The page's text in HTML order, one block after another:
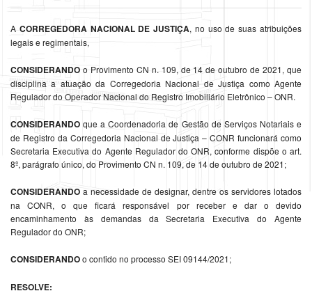
A CORREGEDORA NACIONAL DE JUSTIÇA, no uso de suas atribuições
legais e regimentais,
CONSIDERANDO o Provimento CN n. 109, de 14 de outubro de 2021, que
disciplina a atuação da Corregedoria Nacional de Justiça como Agente
Regulador do Operador Nacional do Registro Imobiliário Eletrônico – ONR.
CONSIDERANDOque a Coordenadoria de Gestão de Serviços Notariais e
de Registro da Corregedoria Nacional de Justiça – CONR funcionará como
Secretaria Executiva do Agente Regulador do ONR, conforme dispõe o art.
8º, parágrafo único, do Provimento CN n. 109, de 14 de outubro de 2021;
CONSIDERANDO a necessidade de designar, dentre os servidores lotados
na CONR, o que ficará responsável por receber e dar o devido
encaminhamento às demandas da Secretaria Executiva do Agente
Regulador do ONR;
CONSIDERANDOo contido no processo SEI 09144/2021;
RESOLVE: